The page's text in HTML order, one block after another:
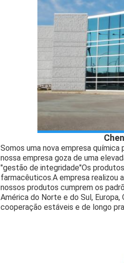
Somos uma nova empresa
nossa empresa goza de uma
"gestão de integridade"Os
farmacêuticos.A empresa realizou
nossos produtos cumprem os
América do Norte e do Sul,
cooperação estáveis e de longo